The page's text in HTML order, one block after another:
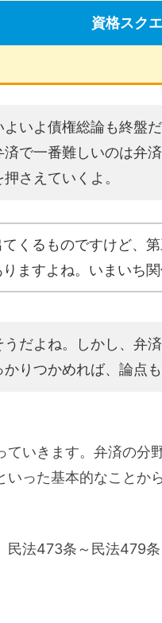
資格スク
よいよ債権総論も終盤
済で一番難しいのは弁
押さえていくよ。
くるものですけど、
ますよね。いまいち
うだよね。しかし、弁
かりつかめれば、論点
ていきます。弁済の分
いった基本的なことから
民法473条～民法479条